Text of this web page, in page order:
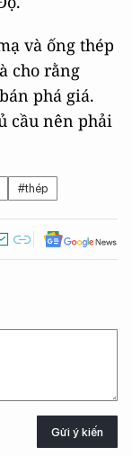
và ống thép
cho rằng
phá giá.
cầu nên phải
#thép
Gửi ý kiến